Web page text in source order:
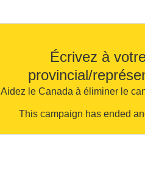
Écrivez à
provincial/
Aidez le Canada à éliminer le
This campaign has ended